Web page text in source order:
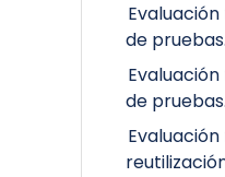
de pruebas.
de pruebas.